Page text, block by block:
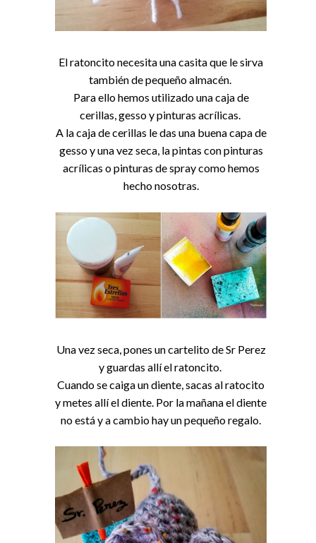
El ratoncito necesita una casita que le sirva
también de pequeño almacén.
Para ello hemos utilizado una caja de
cerillas, gesso y pinturas acrílicas.
A la caja de cerillas le das una buena capa de
gesso y una vez seca, la pintas con pinturas
acrílicas o pinturas de spray como hemos
hecho nosotras.
Una vez seca, pones un cartelito de Sr Perez
y guardas allí el ratoncito.
Cuando se caiga un diente, sacas al ratocito
y metes allí el diente. Por la mañana el diente
no está y a cambio hay un pequeño regalo.